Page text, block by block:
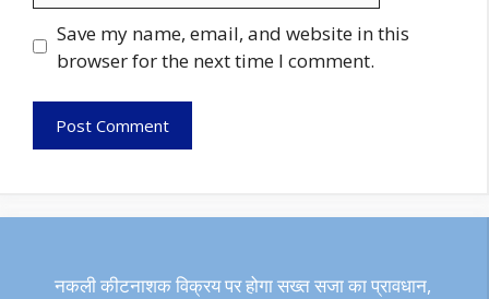
Save my name, email, and website in this
browser for the next time I comment.
नकली कीटनाशक विक्रय पर होगा सख्त सजा का प्रावधान,